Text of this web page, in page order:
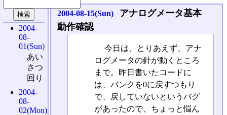
2004-08-15(Sun)
アナログメータ基本
動作確認
今日は、とりあえず、アナ
ログメータの針が動くところ
まで。昨日書いたコードに
は、バンクを0に戻すつもり
で、戻していないというバグ
があったので、ちょっと悩ん
2004-
08-
01(Sun)
あい
さつ
回り
2004-
08-
02(Mon)